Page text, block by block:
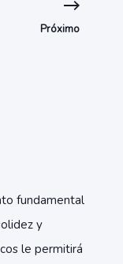
Próximo
fundamental
y
le permitirá